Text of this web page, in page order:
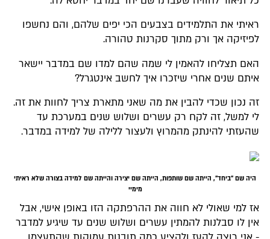
ראיתי את התלמידים בצבעים הכי יפים שלהם, והם נחשפו
לפיזיקה אך ורק מתוך סקרנות טהורה.
האם תצליחו להאמין לי שמה שהם למדו שם במדבר יישאר
איתם שנים אחרי שיזכרו איך לחשב אינטגרל?
זה נכון שכדי להבין את מה שאני מתארת צריך לחוות את זה.
לי למשל, זה לקח רק עשרים ושלוש שנים במערכת עד
שהעזתי להינתק מהמרוץ ולעצור ללילה של למידה במדבר.
היה שם "ביחד", הייתה שם שותפות, הייתה שם יצירה והייתה שם למידה בצורה שלא ראיתי
מימיי
אז למי שאולי לא חווה את ההרפתקה הזו באופן אישי, אבל
אין לו סבלנות להמתין עשרים ושלוש שנים עד שיגיע למדבר